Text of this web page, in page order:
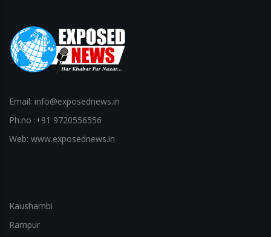
Email: info@exposednews.in
Ph.no :+91 9720556556
Web: www.exposednews.in
Kaushambi
Rampur